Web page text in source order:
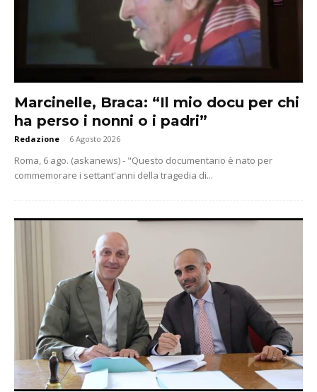
Marcinelle, Braca: “Il mio docu per chi
ha perso i nonni o i padri”
Redazione - 6 Agosto 2026
Roma, 6 ago. (askanews) - "Questo documentario è nato per
commemorare i settant'anni della tragedia di...